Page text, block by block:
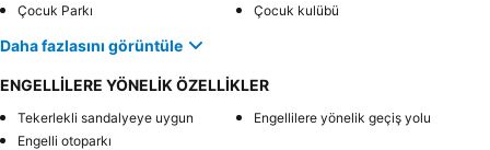
Çocuk Parkı
Çocuk kulübü
Daha fazlasını görüntüle
ENGELLİLERE YÖNELİK ÖZELLİKLER
Tekerlekli sandalyeye uygun
Engellilere yönelik geçiş yolu
Engelli otoparkı